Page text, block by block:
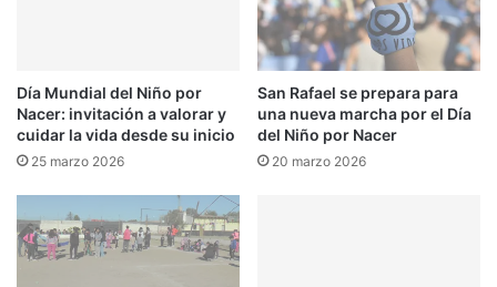
Día Mundial del Niño por
Nacer: invitación a valorar y
cuidar la vida desde su inicio
25 marzo 2026
San Rafael se prepara para
una nueva marcha por el Día
del Niño por Nacer
20 marzo 2026